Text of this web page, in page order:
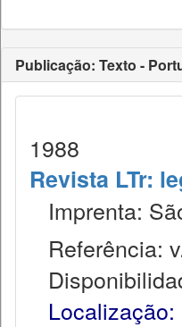
Publicação: Texto -
1988
Revista LTr:
Imprenta:
Referência:
Localização: